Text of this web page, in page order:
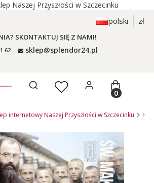
Naszej Przyszłości w Szczecinku
polski zł
SKONTAKTUJ SIĘ Z NAMI!
62 sklep@splendor24.pl
Otwórz wyszukiwarkęProdukty
internetowy Naszej Przyszłości w Szczecinku